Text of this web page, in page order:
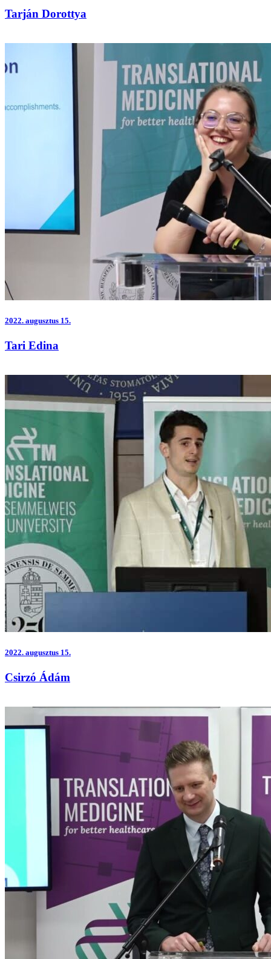
Tarján Dorottya
2022. augusztus 15.
Tari Edina
2022. augusztus 15.
Csirzó Ádám